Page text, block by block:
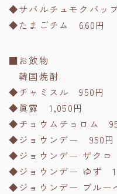
◆サバルチュモクバッ
◆たまごチム 660円
■お飲物
韓国焼酎
◆チャミスル 950円
◆眞露 1,050円
◆チョウムチョロム
◆ジョウンデー 950円
◆ジョウンデー ザクロ
◆ジョウンデー ゆず
◆ジョウンデー ブルー